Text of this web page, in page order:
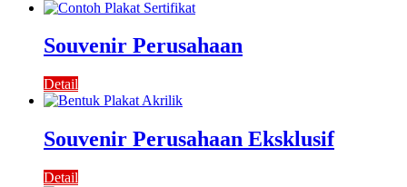
Souvenir Perusahaan
Detail
Souvenir Perusahaan Eksklusif
Detail